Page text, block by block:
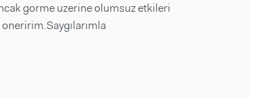
gorme uzerine olumsuz etkileri